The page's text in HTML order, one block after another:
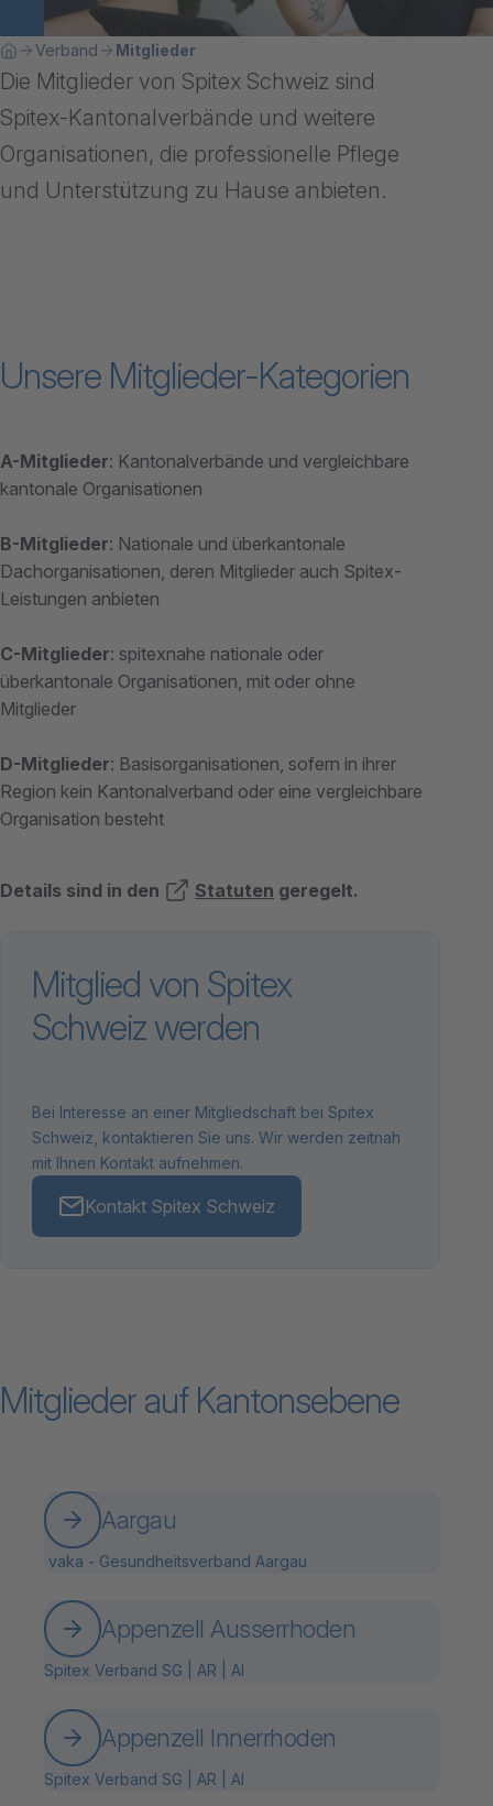
Breadcrumbnavigation
Sie befinden sich hier:
HomeVerband Mitglieder
Die Mitglieder von Spitex Schweiz sind
Spitex-Kantonalverbände und weitere
Organisationen, die professionelle Pflege
und Unterstützung zu Hause anbieten.
Unsere Mitglieder-Kategorien
A-Mitglieder: Kantonalverbände und vergleichbare
kantonale Organisationen
B-Mitglieder: Nationale und überkantonale
Dachorganisationen, deren Mitglieder auch Spitex-
Leistungen anbieten
C-Mitglieder: spitexnahe nationale oder
überkantonale Organisationen, mit oder ohne
Mitglieder
D-Mitglieder: Basisorganisationen, sofern in ihrer
Region kein Kantonalverband oder eine vergleichbare
Organisation besteht
Details sind in den Statuten geregelt.
Mitglied von Spitex
Schweiz werden
Bei Interesse an einer Mitgliedschaft bei Spitex
Schweiz, kontaktieren Sie uns. Wir werden zeitnah
mit Ihnen Kontakt aufnehmen.
Kontakt Spitex Schweiz
Mitglieder auf Kantonsebene
Aargau
vaka - Gesundheitsverband Aargau
Appenzell Ausserrhoden
Spitex Verband SG | AR | AI
Appenzell Innerrhoden
Spitex Verband SG | AR | AI